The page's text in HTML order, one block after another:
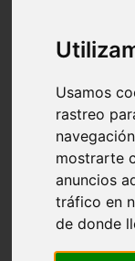
Usamos
rastreo
mostrarte
anuncios
tráfico en
de donde
Cantabria -
Sevilla -
Málaga - júzcar
Huesca -
Huesca -
Lleida - alt-àneu
Córdoba -
Navarra -
Cantabria -
Barcelona - la-
Murcia -